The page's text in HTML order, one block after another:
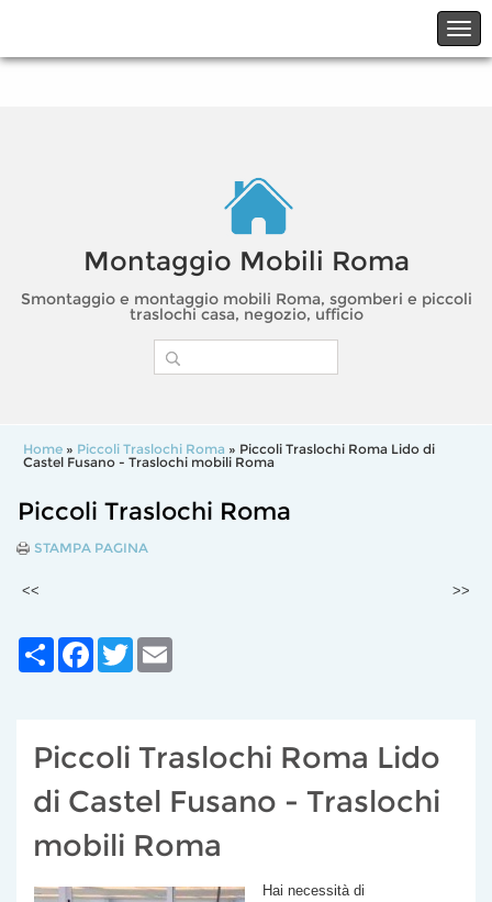
Montaggio Mobili Roma
Smontaggio e montaggio mobili Roma, sgomberi e piccoli
traslochi casa, negozio, ufficio
Home » Piccoli Traslochi Roma » Piccoli Traslochi Roma Lido di
Castel Fusano - Traslochi mobili Roma
Piccoli Traslochi Roma
STAMPA PAGINA
<< >>
Share FacebookTwitter
Piccoli Traslochi Roma Lido
di Castel Fusano - Traslochi
mobili Roma
Hai necessità di